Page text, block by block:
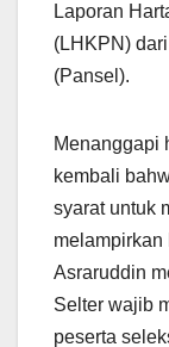
Laporan
(LHKPN)
(Pansel).
Menanggapi
kembali
syarat untuk
Asraruddin
Selter wajib
peserta